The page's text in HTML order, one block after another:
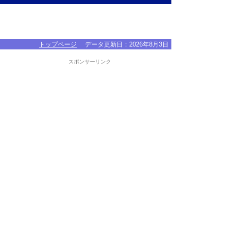
トップページ データ更新日： 2026年8月3日
スポンサーリンク